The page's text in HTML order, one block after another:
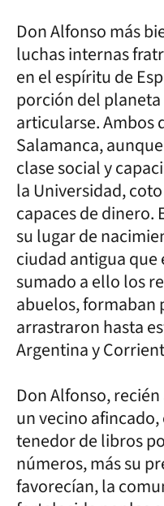
Don Alfonso más
luchas internas
en el espíritu de
porción del
articularse. Ambos
Salamanca,
clase social y
la Universidad,
capaces de
su lugar de
ciudad antigua que
sumado a ello los
abuelos, formaban
arrastraron hasta
Argentina y
Don Alfonso,
un vecino
tenedor de libros
números, más su
favorecían, la